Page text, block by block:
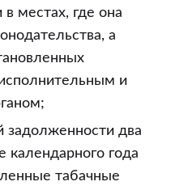
местах, где она
а
и
задолженности два
календарного года
табачные